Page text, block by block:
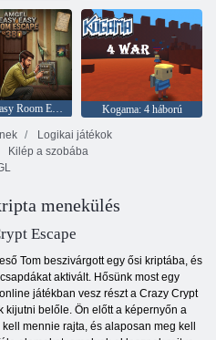
Amgel Easy Room Escape 380
Kogama: 4 háború
Logikai játékok
Kilép a szobába
menekülés
Escape
Tom beszivárgott egy ősi kriptába, és
aktivált. Hősünk most egy
játékban vesz részt a Crazy Crypt
kijutni belőle. Ön előtt a képernyőn a
mennie rajta, és alaposan meg kell